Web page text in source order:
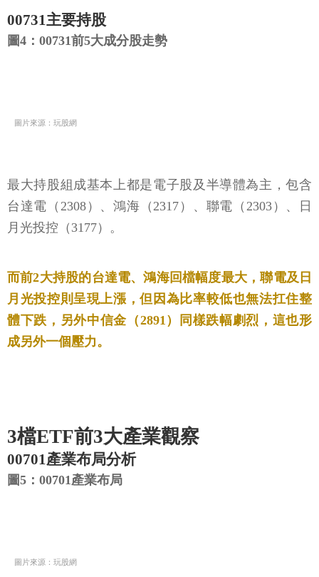
00731主要持股
圖4：00731前5大成分股走勢
圖片來源：玩股網
最大持股組成基本上都是電子股及半導體為主，包含
台達電（2308）、鴻海（2317）、聯電（2303）、日
月光投控（3177）。
而前2大持股的台達電、鴻海回檔幅度最大，聯電及日
月光投控則呈現上漲，但因為比率較低也無法扛住整
體下跌，另外中信金（2891）同樣跌幅劇烈，這也形
成另外一個壓力。
3檔ETF前3大產業觀察
00701產業布局分析
圖5：00701產業布局
圖片來源：玩股網